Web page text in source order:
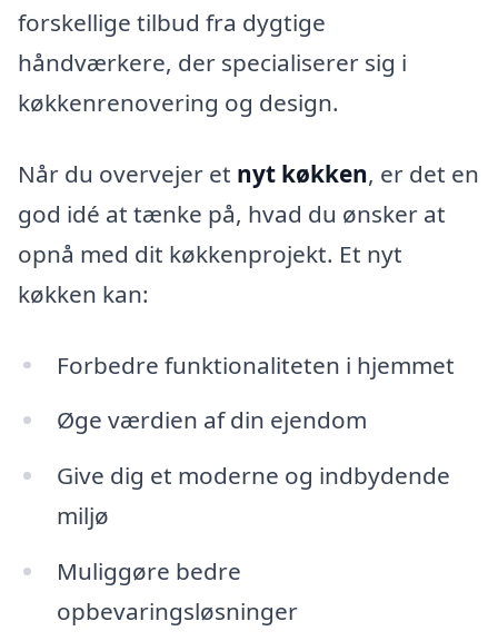
forskellige tilbud fra dygtige
håndværkere, der specialiserer sig i
køkkenrenovering og design.
Når du overvejer et nyt køkken, er det en
god idé at tænke på, hvad du ønsker at
opnå med dit køkkenprojekt. Et nyt
køkken kan:
Forbedre funktionaliteten i hjemmet
Øge værdien af din ejendom
Give dig et moderne og indbydende
miljø
Muliggøre bedre
opbevaringsløsninger